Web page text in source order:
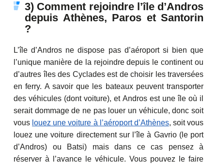
3) Comment rejoindre l’île d’Andros
depuis Athènes, Paros et Santorin
?
L’île d’Andros ne dispose pas d’aéroport si bien que
l’unique manière de la rejoindre depuis le continent ou
d’autres îles des Cyclades est de choisir les traversées
en ferry. A savoir que les bateaux peuvent transporter
des véhicules (dont voiture), et Andros est une île où il
serait dommage de ne pas louer un véhicule, donc soit
vous louez une voiture à l’aéroport d’Athènes, soit vous
louez une voiture directement sur l’île à Gavrio (le port
d’Andros) ou Batsi) mais dans ce cas pensez à
réserver à l’avance le véhicule. Vous pouvez le faire